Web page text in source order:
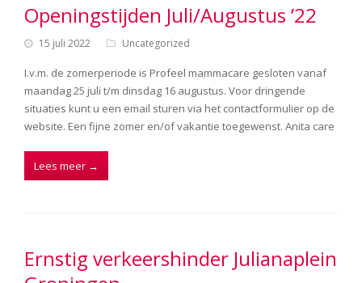
Openingstijden Juli/Augustus ’22
15 juli 2022 Uncategorized
I.v.m. de zomerperiode is Profeel mammacare gesloten vanaf
maandag 25 juli t/m dinsdag 16 augustus. Voor dringende
situaties kunt u een email sturen via het contactformulier op de
website. Een fijne zomer en/of vakantie toegewenst. Anita care
Lees meer →
Ernstig verkeershinder Julianaplein